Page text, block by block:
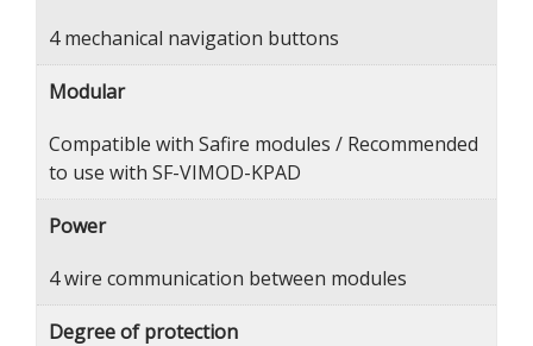
4 mechanical navigation buttons
Modular
Compatible with Safire modules / Recommended
to use with SF-VIMOD-KPAD
Power
4 wire communication between modules
Degree of protection